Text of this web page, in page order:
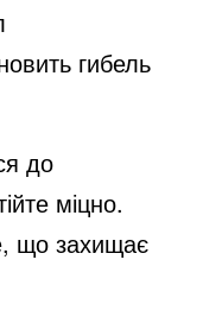
гибель
до
міцно.
що захищає